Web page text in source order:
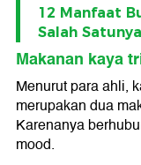
12 Manfaat
Salah
Makanan kaya
Menurut para ahli,
merupakan dua
Karenanya
mood.